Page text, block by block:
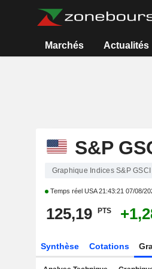
Marchés Actualités
S&P
Graphique Indices S&P
Temps réel USA21:43:21 07/08/
125,19 PTS
Synthèse Cotations